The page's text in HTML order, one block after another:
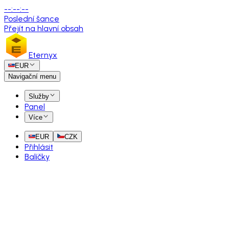
--:--:--
Poslední šance
Přejít na hlavní obsah
Eternyx
EUR
Navigační menu
Služby
Panel
Více
EUR CZK
Přihlásit
Balíčky